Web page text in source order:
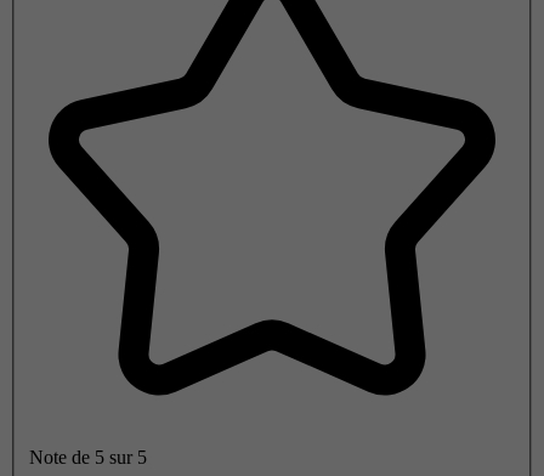
Note de 5 sur 5